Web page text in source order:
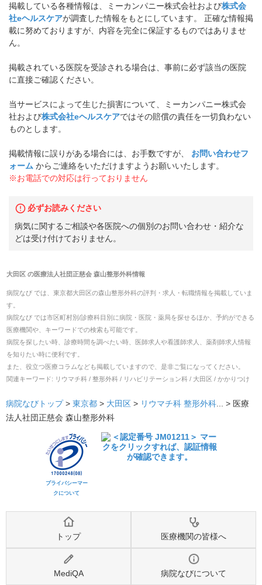
掲載している各種情報は、ミーカンパニー株式会社および株式会
社eヘルスケアが調査した情報をもとにしています。 正確な情報掲
載に努めておりますが、内容を完全に保証するものではありませ
ん。
掲載されている医院を受診される場合は、事前に必ず該当の医院
に直接ご確認ください。
当サービスによって生じた損害について、ミーカンパニー株式会
社および株式会社eヘルスケアではその賠償の責任を一切負わない
ものとします。
掲載情報に誤りがある場合には、お手数ですが、
お問い合わせフ
ォーム からご連絡をいただけますようお願いいたします。
※お電話での対応は行っておりません
必ずお読みください
病気に関するご相談や各医院への個別のお問い合わせ・紹介な
どは受け付けておりません。
大田区の医療法人社団正慈会 森山整形外科情報
病院なび では、 東京都大田区の森山整形外科の評判・求人・転職情報を掲載していま
す。
病院なび では市区町村別/診療科目別に病院・医院・薬局を探せるほか、予約ができる
医療機関や、キーワードでの検索も可能です。
病院を探したい時、診療時間を調べたい時、医師求人や看護師求人、薬剤師求人情報
を知りたい時に便利です。
また、役立つ医療コラムなども掲載していますので、是非ご覧になってください。
関連キーワード: リウマチ科 / 整形外科 / リハビリテーション科 / 大田区 / かかりつけ
病院なびトップ > 東京都 > 大田区 > リウマチ科 整形外科... > 医療
法人社団正慈会 森山整形外科
プライバシーマー
クについて
トップ 医療機関の皆様へ
MediQA 病院なびについて